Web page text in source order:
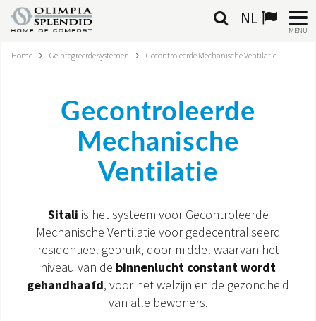
NL
MENU
NEDERLANDSE
KLIMAATREGELING
GEÏNTEGREERDE SYSTEMEN
CONTACTEN
Home Geïntegreerde systemen Gecontroleerde Mechanische Ventilatie
Gecontroleerde
Mechanische
Ventilatie
Sitali is het systeem voor Gecontroleerde
Mechanische Ventilatie voor gedecentraliseerd
residentieel gebruik, door middel waarvan het
niveau van de binnenlucht constant wordt
gehandhaafd, voor het welzijn en de gezondheid
van alle bewoners.